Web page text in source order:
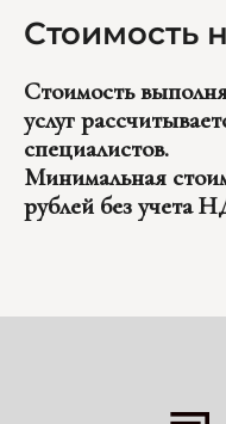
Стоимость
Стоимость
услуг
специалистов.
Минимальная
рублей без учета